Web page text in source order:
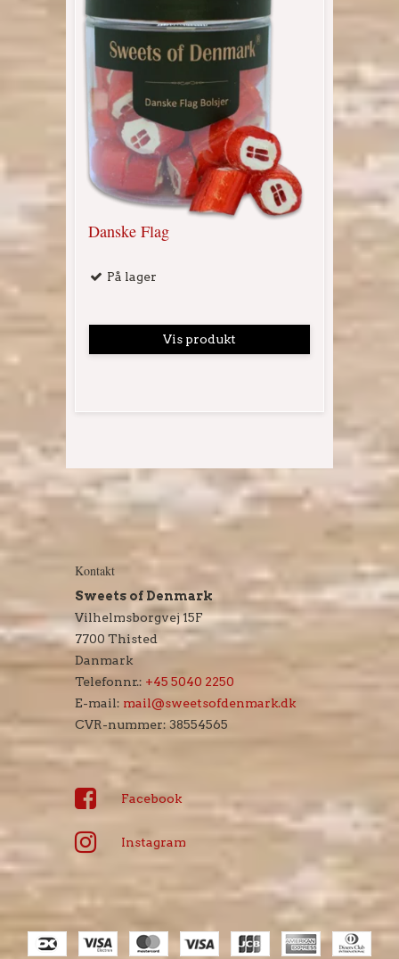
Danske Flag
På lager
Vis produkt
Kontakt
Sweets of Denmark
Vilhelmsborgvej 15F
7700 Thisted
Danmark
Telefonnr.: +45 5040 2250
E-mail: mail@sweetsofdenmark.dk
CVR-nummer: 38554565
Facebook
Instagram